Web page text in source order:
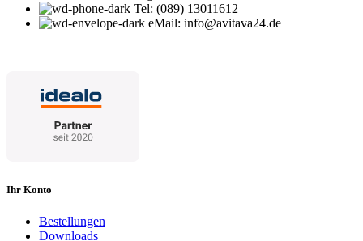
Tel: (089) 13011612
eMail: info@avitava24.de
Ihr Konto
Bestellungen
Downloads